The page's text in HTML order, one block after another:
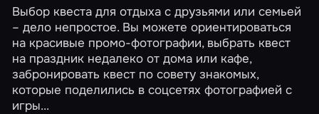
Выбор квеста для отдыха с друзьями или семьей
– дело непростое. Вы можете ориентироваться
на красивые промо-фотографии, выбрать квест
на праздник недалеко от дома или кафе,
забронировать квест по совету знакомых,
которые поделились в соцсетях фотографией с
игры...